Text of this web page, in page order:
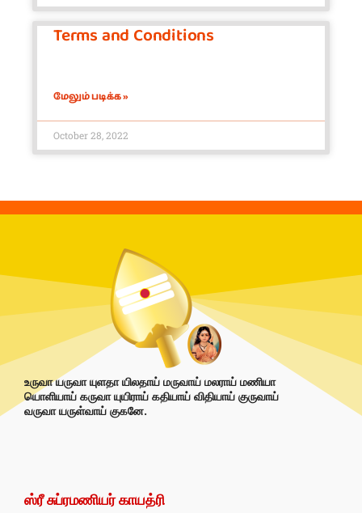
Terms and Conditions
மேலும் படிக்க »
October 28, 2022
உருவா யருவா யுளதா யிலதாய் மருவாய் மலராய் மணியா
யொளியாய் கருவா யுயிராய் கதியாய் விதியாய் குருவாய்
வருவா யருள்வாய் குகனே.
ஸ்ரீ சுப்ரமணியர் காயத்ரி